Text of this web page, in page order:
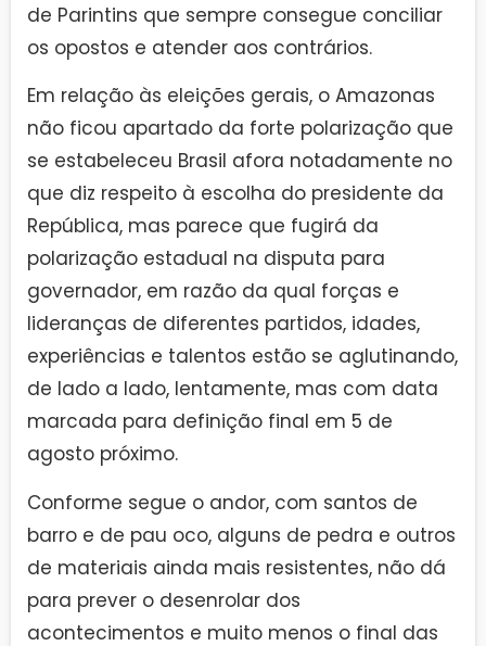
de Parintins que sempre consegue conciliar
os opostos e atender aos contrários.
Em relação às eleições gerais, o Amazonas
não ficou apartado da forte polarização que
se estabeleceu Brasil afora notadamente no
que diz respeito à escolha do presidente da
República, mas parece que fugirá da
polarização estadual na disputa para
governador, em razão da qual forças e
lideranças de diferentes partidos, idades,
experiências e talentos estão se aglutinando,
de lado a lado, lentamente, mas com data
marcada para definição final em 5 de
agosto próximo.
Conforme segue o andor, com santos de
barro e de pau oco, alguns de pedra e outros
de materiais ainda mais resistentes, não dá
para prever o desenrolar dos
acontecimentos e muito menos o final das